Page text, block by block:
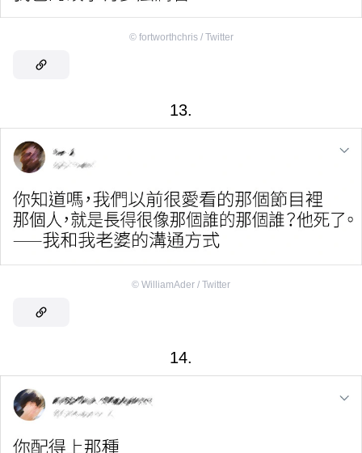
© fortworthchris / Twitter
13.
© WilliamAder / Twitter
14.